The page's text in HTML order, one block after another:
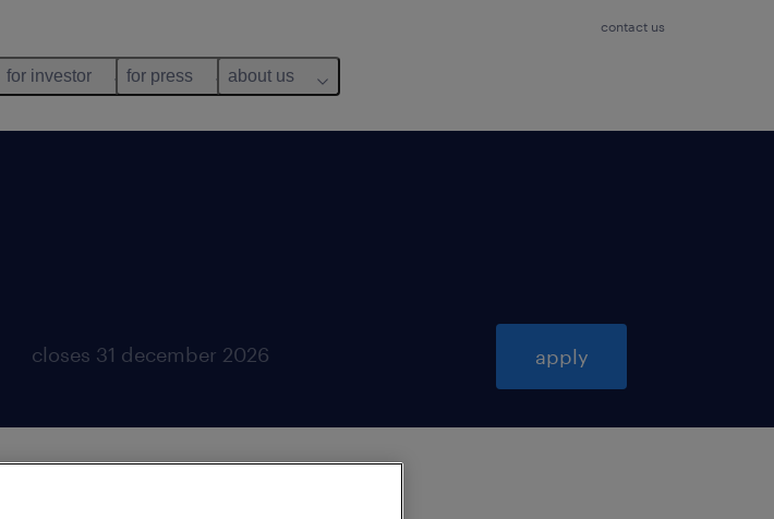
contact us
for investor for press about us
closes 31 december 2026 apply